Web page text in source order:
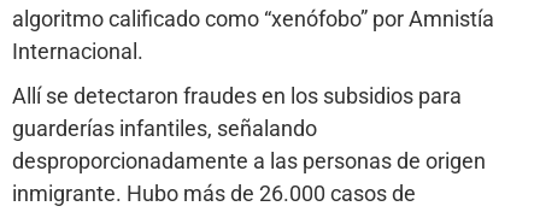
algoritmo calificado como “xenófobo” por Amnistía
Internacional.
Allí se detectaron fraudes en los subsidios para
guarderías infantiles, señalando
desproporcionadamente a las personas de origen
inmigrante. Hubo más de 26.000 casos de